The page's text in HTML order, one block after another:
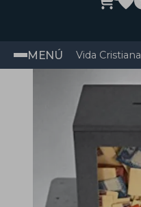
MENÚ Vida Cristiana